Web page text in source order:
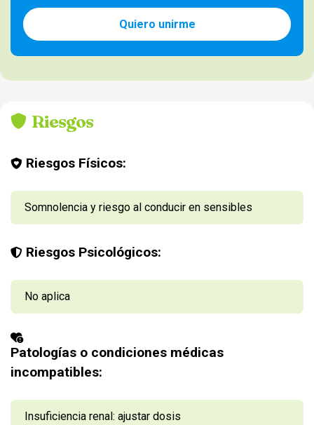
Quiero unirme
Riesgos
Riesgos Físicos:
Somnolencia y riesgo al conducir en sensibles
Riesgos Psicológicos:
No aplica
Patologías o condiciones médicas
incompatibles:
Insuficiencia renal: ajustar dosis